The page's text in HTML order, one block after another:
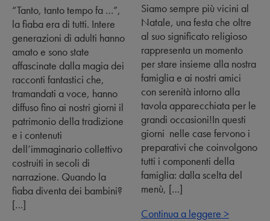
“Tanto, tanto tempo fa …”,
la fiaba era di tutti. Intere
generazioni di adulti hanno
amato e sono state
affascinate dalla magia dei
racconti fantastici che,
tramandati a voce, hanno
diffuso fino ai nostri giorni il
patrimonio della tradizione
e i contenuti
dell’immaginario collettivo
costruiti in secoli di
narrazione. Quando la
fiaba diventa dei bambini?
[…]
Siamo sempre più vicini al
Natale, una festa che oltre
al suo significato religioso
rappresenta un momento
per stare insieme alla nostra
famiglia e ai nostri amici
con serenità intorno alla
tavola apparecchiata per le
grandi occasioni!In questi
giorni nelle case fervono i
preparativi che coinvolgono
tutti i componenti della
famiglia: dalla scelta del
menù, […]
Continua a leggere >